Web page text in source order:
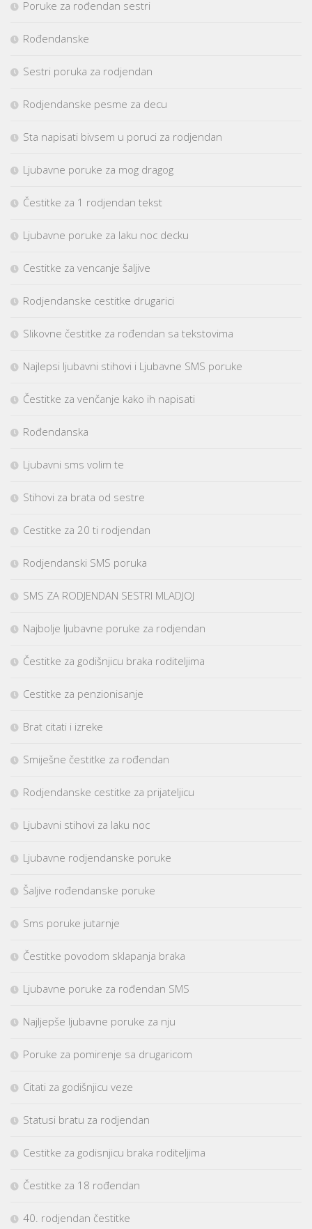
Poruke za rođendan sestri
Rođendanske
Sestri poruka za rodjendan
Rodjendanske pesme za decu
Sta napisati bivsem u poruci za rodjendan
Ljubavne poruke za mog dragog
Čestitke za 1 rodjendan tekst
Ljubavne poruke za laku noc decku
Cestitke za vencanje šaljive
Rodjendanske cestitke drugarici
Slikovne čestitke za rođendan sa tekstovima
Najlepsi ljubavni stihovi i Ljubavne SMS poruke
Čestitke za venčanje kako ih napisati
Rođendanska
Ljubavni sms volim te
Stihovi za brata od sestre
Cestitke za 20 ti rodjendan
Rodjendanski SMS poruka
SMS ZA RODJENDAN SESTRI MLADJOJ
Najbolje ljubavne poruke za rodjendan
Čestitke za godišnjicu braka roditeljima
Cestitke za penzionisanje
Brat citati i izreke
Smiješne čestitke za rođendan
Rodjendanske cestitke za prijateljicu
Ljubavni stihovi za laku noc
Ljubavne rodjendanske poruke
Šaljive rođendanske poruke
Sms poruke jutarnje
Čestitke povodom sklapanja braka
Ljubavne poruke za rođendan SMS
Najljepše ljubavne poruke za nju
Poruke za pomirenje sa drugaricom
Citati za godišnjicu veze
Statusi bratu za rodjendan
Cestitke za godisnjicu braka roditeljima
Čestitke za 18 rođendan
40. rodjendan čestitke